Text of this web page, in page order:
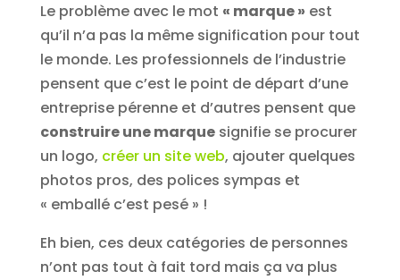
Le problème avec le mot « marque » est
qu’il n’a pas la même signification pour tout
le monde. Les professionnels de l’industrie
pensent que c’est le point de départ d’une
entreprise pérenne et d’autres pensent que
construire une marquesignifie se procurer
un logo, créer un site web, ajouter quelques
photos pros, des polices sympas et
« emballé c’est pesé » !
Eh bien, ces deux catégories de personnes
n’ont pas tout à fait tord mais ça va plus